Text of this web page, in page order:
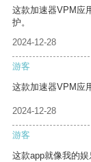
这款加速器VPM应
护。
2024-12-28
游客
这款加速器VPM应
2024-12-28
游客
这款app就像我的娱